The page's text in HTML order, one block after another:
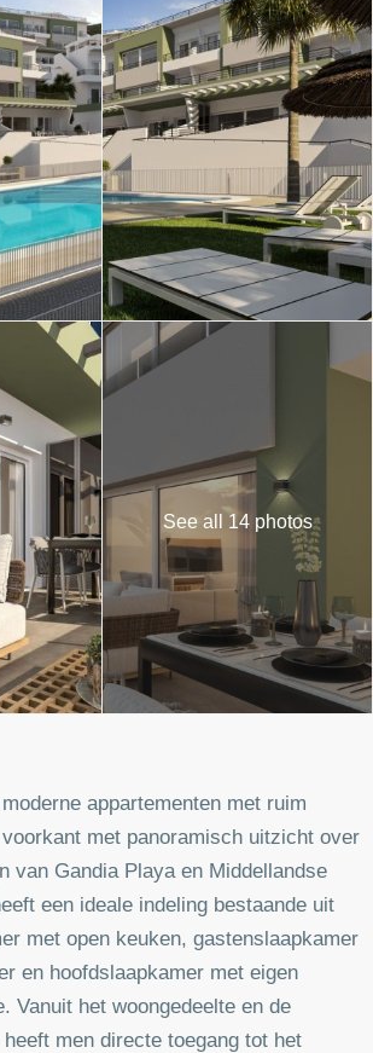
See all 14 photos
appartementen met ruim
met panoramisch uitzicht over
van Gandia Playa en Middellandse
een ideale indeling bestaande uit
met open keuken, gastenslaapkamer
en hoofdslaapkamer met eigen
Vanuit het woongedeelte en de
men directe toegang tot het